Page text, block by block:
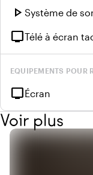
play_arrow Système de
tvTélé à écran
EQUIPEMENTS POUR
tvÉcran
Voir plus